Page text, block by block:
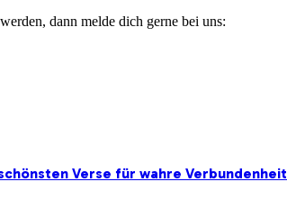
dann melde dich gerne bei uns:
Verse für wahre Verbundenheit